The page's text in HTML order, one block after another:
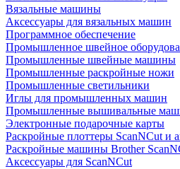
Вязальные машины
Аксессуары для вязальных машин
Программное обеспечение
Промышленное швейное
Промышленные швейные машины
Промышленные раскройные ножи
Промышленные светильники
Иглы для промышленных машин
Промышленные вышивальные
Электронные подарочные карты
Раскройные плоттеры ScanNCut и
Раскройные машины Brother
Аксессуары для ScanNCut